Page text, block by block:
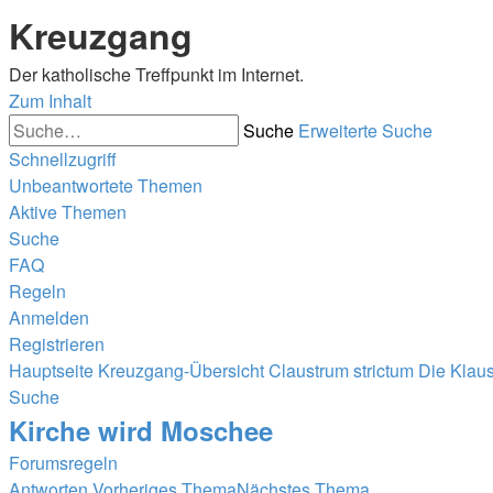
Kreuzgang
Der katholische Treffpunkt im Internet.
Zum Inhalt
Suche Erweiterte Suche
Schnellzugriff
Unbeantwortete Themen
Aktive Themen
Suche
FAQ
Regeln
Anmelden
Registrieren
Hauptseite Kreuzgang-ÜbersichtClaustrum strictum Die
Suche
Kirche wird Moschee
Forumsregeln